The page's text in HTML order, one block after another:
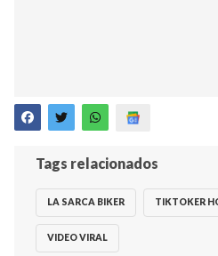
Tags relacionados
LA SARCA BIKER TIKTOKER
VIDEO VIRAL